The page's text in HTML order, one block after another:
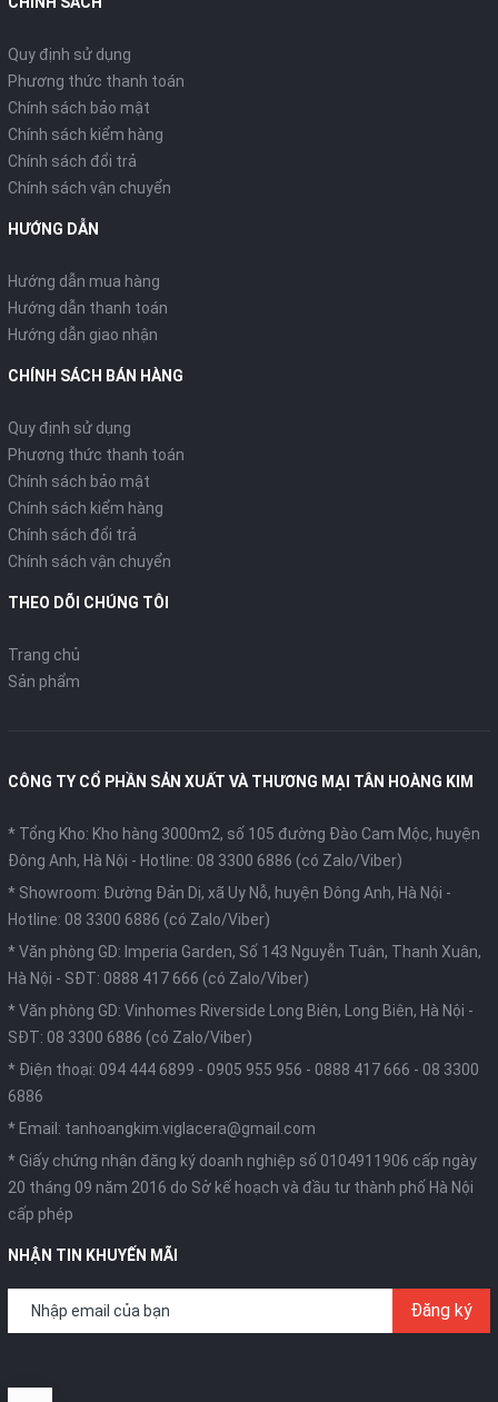
Quy định sử dụng
Phương thức thanh toán
Chính sách bảo mật
Chính sách kiểm hàng
Chính sách đổi trả
Chính sách vận chuyển
HƯỚNG DẪN
Hướng dẫn mua hàng
Hướng dẫn thanh toán
Hướng dẫn giao nhận
CHÍNH SÁCH BÁN HÀNG
Quy định sử dụng
Phương thức thanh toán
Chính sách bảo mật
Chính sách kiểm hàng
Chính sách đổi trả
Chính sách vận chuyển
THEO DÕI CHÚNG TÔI
Trang chủ
Sản phẩm
CÔNG TY CỔ PHẦN SẢN XUẤT VÀ THƯƠNG MẠI TÂN HOÀNG KIM
* Tổng Kho: Kho hàng 3000m2, số 105 đường Đào Cam Mộc, huyện
Đông Anh, Hà Nội - Hotline: 08 3300 6886 (có Zalo/Viber)
* Showroom: Đường Đản Dị, xã Uy Nỗ, huyện Đông Anh, Hà Nội -
Hotline: 08 3300 6886 (có Zalo/Viber)
* Văn phòng GD: Imperia Garden, Số 143 Nguyễn Tuân, Thanh Xuân,
Hà Nội - SĐT: 0888 417 666 (có Zalo/Viber)
* Văn phòng GD: Vinhomes Riverside Long Biên, Long Biên, Hà Nội -
SĐT: 08 3300 6886 (có Zalo/Viber)
* Điện thoại: 094 444 6899 - 0905 955 956 - 0888 417 666 - 08 3300
6886
* Email: tanhoangkim.viglacera@gmail.com
* Giấy chứng nhận đăng ký doanh nghiệp số 0104911906 cấp ngày
20 tháng 09 năm 2016 do Sở kế hoạch và đầu tư thành phố Hà Nội
cấp phép
NHẬN TIN KHUYẾN MÃI
Đăng ký